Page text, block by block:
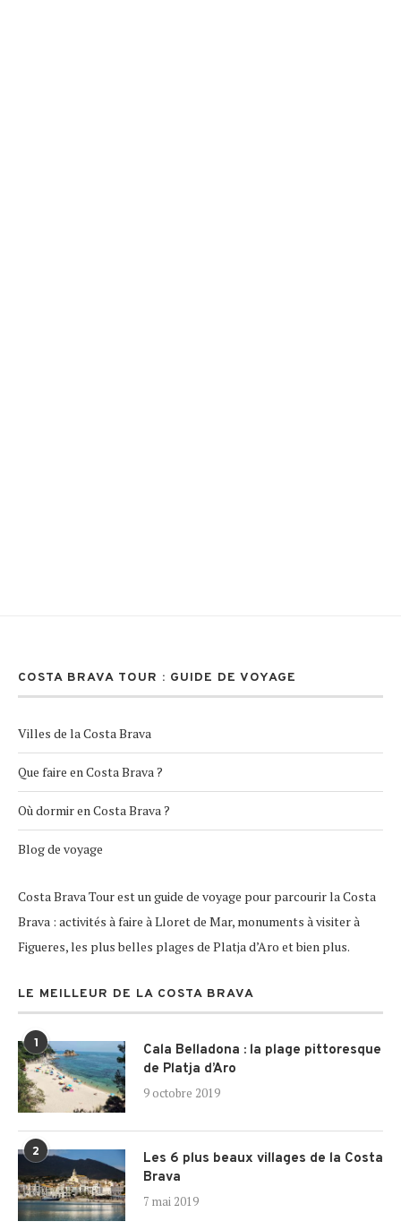
COSTA BRAVA TOUR : GUIDE DE VOYAGE
Villes de la Costa Brava
Que faire en Costa Brava ?
Où dormir en Costa Brava ?
Blog de voyage
Costa Brava Tour est un guide de voyage pour parcourir la Costa
Brava : activités à faire à Lloret de Mar, monuments à visiter à
Figueres, les plus belles plages de Platja d’Aro et bien plus.
LE MEILLEUR DE LA COSTA BRAVA
1
Cala Belladona : la plage pittoresque
de Platja d’Aro
9 octobre 2019
2
Les 6 plus beaux villages de la Costa
Brava
7 mai 2019